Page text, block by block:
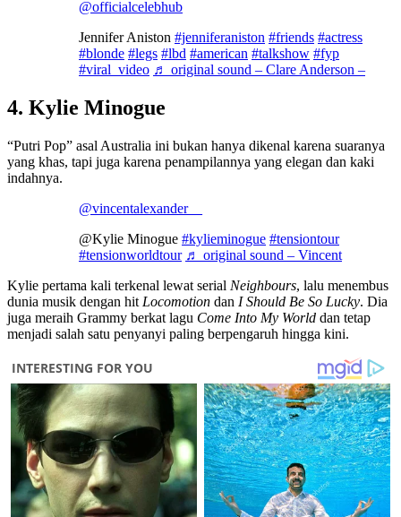
@officialcelebhub
Jennifer Aniston #jenniferaniston #friends #actress
#blonde #legs #lbd #american #talkshow #fyp
#viral_video ♬ original sound – Clare Anderson –
4. Kylie Minogue
“Putri Pop” asal Australia ini bukan hanya dikenal karena suaranya
yang khas, tapi juga karena penampilannya yang elegan dan kaki
indahnya.
@vincentalexander__
@Kylie Minogue #kylieminogue #tensiontour
#tensionworldtour ♬ original sound – Vincent
Kylie pertama kali terkenal lewat serial Neighbours, lalu menembus
dunia musik dengan hit Locomotion dan I Should Be So Lucky. Dia
juga meraih Grammy berkat lagu Come Into My World dan tetap
menjadi salah satu penyanyi paling berpengaruh hingga kini.